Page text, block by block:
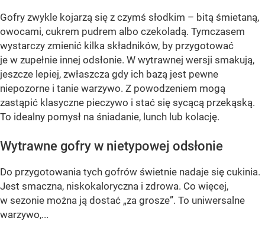
Gofry zwykle kojarzą się z czymś słodkim – bitą śmietaną,
owocami, cukrem pudrem albo czekoladą. Tymczasem
wystarczy zmienić kilka składników, by przygotować
je w zupełnie innej odsłonie. W wytrawnej wersji smakują,
jeszcze lepiej, zwłaszcza gdy ich bazą jest pewne
niepozorne i tanie warzywo. Z powodzeniem mogą
zastąpić klasyczne pieczywo i stać się sycącą przekąską.
To idealny pomysł na śniadanie, lunch lub kolację.
Wytrawne gofry w nietypowej odsłonie
Do przygotowania tych gofrów świetnie nadaje się cukinia.
Jest smaczna, niskokaloryczna i zdrowa. Co więcej,
w sezonie można ją dostać „za grosze”. To uniwersalne
warzywo,...